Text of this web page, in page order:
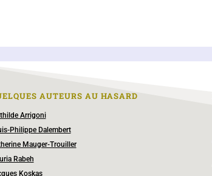
AUTEURS AU HASARD
Arrigoni
Philippe Dalembert
Mauger-Trouiller
Rabeh
Koskas